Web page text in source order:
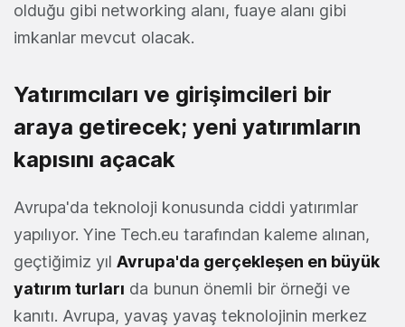
olduğu gibi networking alanı, fuaye alanı gibi
imkanlar mevcut olacak.
Yatırımcıları ve girişimcileri bir
araya getirecek; yeni yatırımların
kapısını açacak
Avrupa'da teknoloji konusunda ciddi yatırımlar
yapılıyor. Yine Tech.eu tarafından kaleme alınan,
geçtiğimiz yıl Avrupa'da gerçekleşen en büyük
yatırım turları da bunun önemli bir örneği ve
kanıtı. Avrupa, yavaş yavaş teknolojinin merkez